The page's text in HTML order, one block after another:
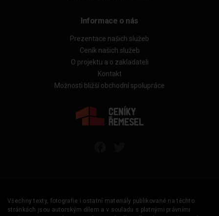
Informace o nás
Prezentace našich služeb
Ceník našich služeb
O projektu a o zakladateli
Kontakt
Možnosti bližší obchodní spolupráce
Všechny texty, fotografie i ostatní materiály publikované na těchto
stránkách jsou autorským dílem a v souladu s platnými právními